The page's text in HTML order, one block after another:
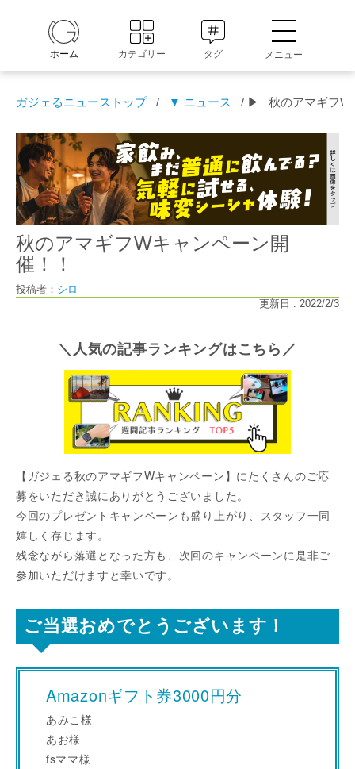
ホーム カテゴリー タグ メニュー
ガジェるニューストップ / ▼ ニュース / ▶ 秋のアマギフ
秋のアマギフWキャンペーン開
催！！
投稿者： シロ
更新日 : 2022/2/3
＼人気の記事ランキングはこちら／
【ガジェる秋のアマギフWキャンペーン】にたくさんのご応
募をいただき誠にありがとうございました。
今回のプレゼントキャンペーンも盛り上がり、スタッフ一同
嬉しく存じます。
残念ながら落選となった方も、次回のキャンペーンに是非ご
参加いただけますと幸いです。
ご当選おめでとうございます！
Amazonギフト券3000円分
あみこ様
あお様
fsママ様